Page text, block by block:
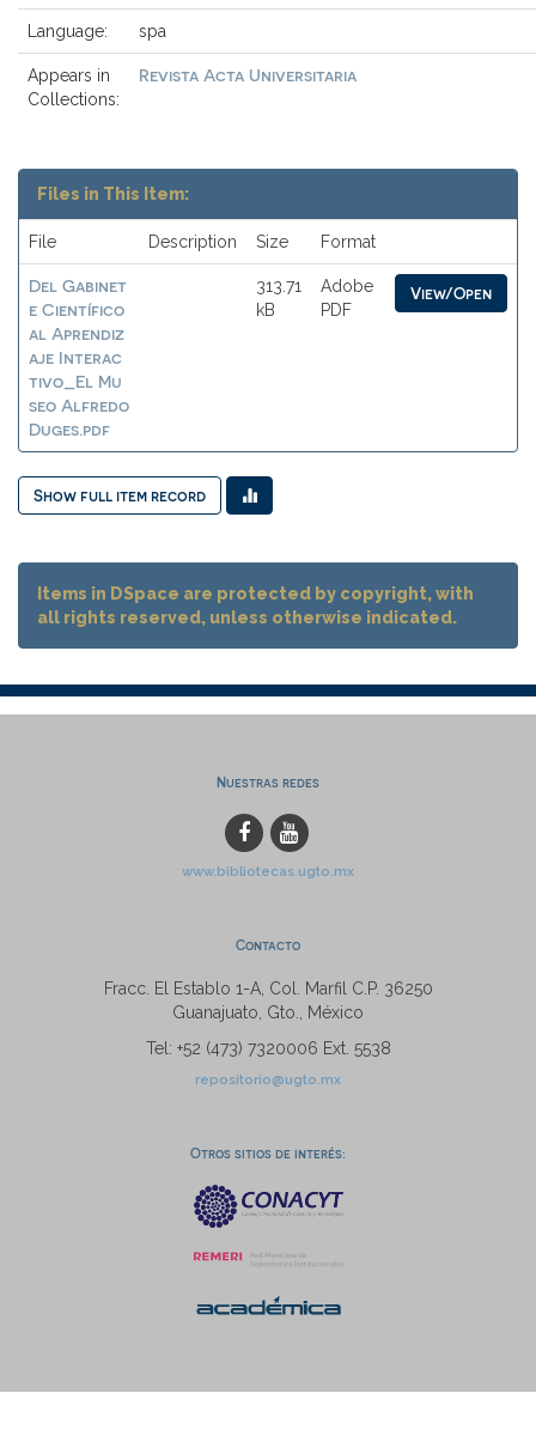
Language: spa
Appears in
Collections:
Revista Acta Universitaria
Files in This Item:
File Description Size Format
Del Gabinet
e Científico
al Aprendiz
aje Interac
tivo_El Mu
seo Alfredo
Duges.pdf
313.71
kB
Adobe
PDF
View/Open
Show full item record
Items in DSpace are protected by copyright, with
all rights reserved, unless otherwise indicated.
Nuestras redes
www.bibliotecas.ugto.mx
Contacto
Fracc. El Establo 1-A, Col. Marfil C.P. 36250
Guanajuato, Gto., México
Tel: +52 (473) 7320006 Ext. 5538
repositorio@ugto.mx
Otros sitios de interés: